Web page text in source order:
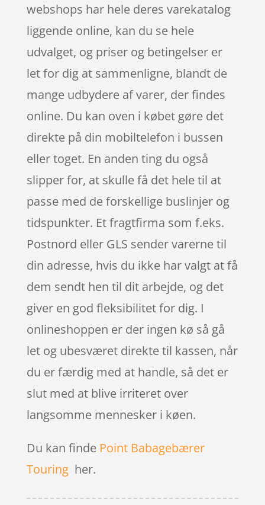
webshops har hele deres varekatalog
liggende online, kan du se hele
udvalget, og priser og betingelser er
let for dig at sammenligne, blandt de
mange udbydere af varer, der findes
online. Du kan oven i købet gøre det
direkte på din mobiltelefon i bussen
eller toget. En anden ting du også
slipper for, at skulle få det hele til at
passe med de forskellige buslinjer og
tidspunkter. Et fragtfirma som f.eks.
Postnord eller GLS sender varerne til
din adresse, hvis du ikke har valgt at få
dem sendt hen til dit arbejde, og det
giver en god fleksibilitet for dig. I
onlineshoppen er der ingen kø så gå
let og ubesværet direkte til kassen, når
du er færdig med at handle, så det er
slut med at blive irriteret over
langsomme mennesker i køen.
Du kan finde Point Babagebærer
Touringher.